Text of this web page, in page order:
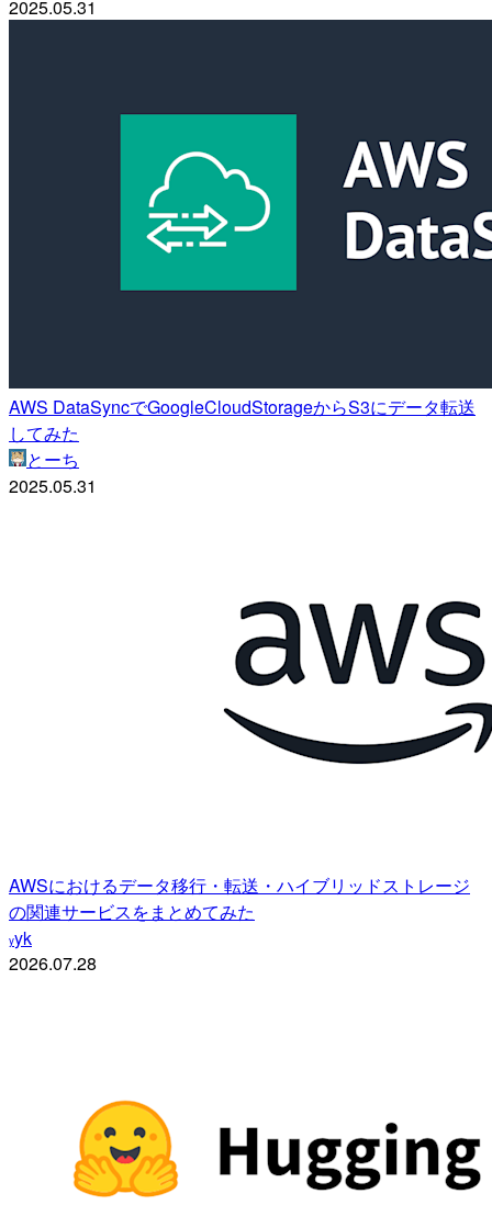
2025.05.31
AWS DataSyncでGoogleCloudStorageからS3にデータ転送
してみた
とーち
2025.05.31
AWSにおけるデータ移行・転送・ハイブリッドストレージ
の関連サービスをまとめてみた
yyk
2026.07.28